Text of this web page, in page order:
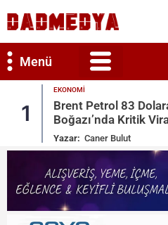
Menü
1
EKONOMI
Brent Petrol 83
Boğazı’nda Kritik
Yazar: Caner Bulut